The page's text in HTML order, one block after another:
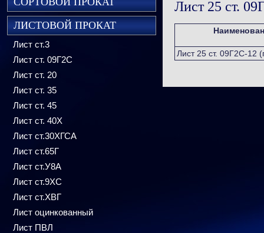
ЛИСТОВОЙ ПРОКАТ
Лист ст.3
Лист ст. 09Г2С
Лист ст. 20
Лист ст. 35
Лист ст. 45
Лист ст. 40Х
Лист ст.30ХГСА
Лист ст.65Г
Лист ст.У8А
Лист ст.9ХС
Лист ст.ХВГ
Лист оцинкованный
Лист ПВЛ
Лист 25 ст.
Лист 25 ст. 09Г2С-12